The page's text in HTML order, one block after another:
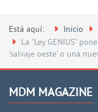
Está aquí: Inicio
La "Ley GENIUS"
'salvaje oeste' o una
MDM MAGAZINE